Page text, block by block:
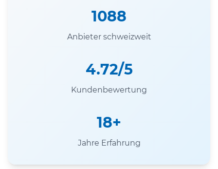
1088
Anbieter schweizweit
4.72/5
Kundenbewertung
18+
Jahre Erfahrung